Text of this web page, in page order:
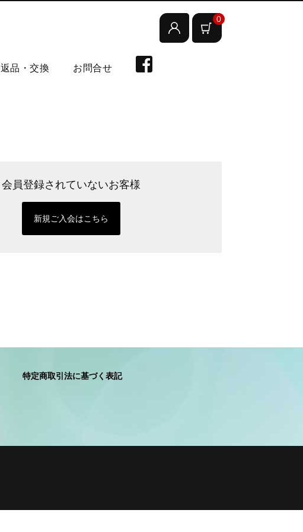
0
返品・交換 お問合せ
会員登録されていないお客様
新規ご入会はこちら
特定商取引法に基づく表記